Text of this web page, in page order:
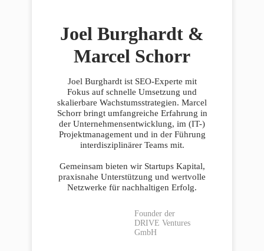
Joel Burghardt &
Marcel Schorr
Joel Burghardt ist SEO-Experte mit
Fokus auf schnelle Umsetzung und
skalierbare Wachstumsstrategien. Marcel
Schorr bringt umfangreiche Erfahrung in
der Unternehmensentwicklung, im (IT-)
Projektmanagement und in der Führung
interdisziplinärer Teams mit.
Gemeinsam bieten wir Startups Kapital,
praxisnahe Unterstützung und wertvolle
Netzwerke für nachhaltigen Erfolg.
Founder der
DRIVE Ventures
GmbH